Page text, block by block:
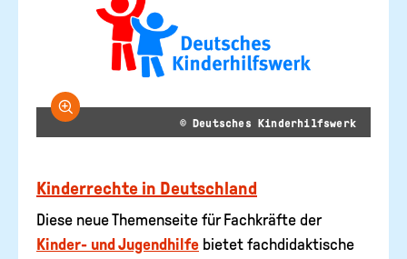
Bild vergrößern
© Deutsches Kinderhilfswerk
Kinderrechte in Deutschland
Diese neue Themenseite für Fachkräfte der
Kinder- und Jugendhilfe bietet fachdidaktische